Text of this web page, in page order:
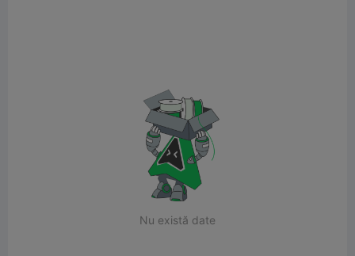
Nu există date